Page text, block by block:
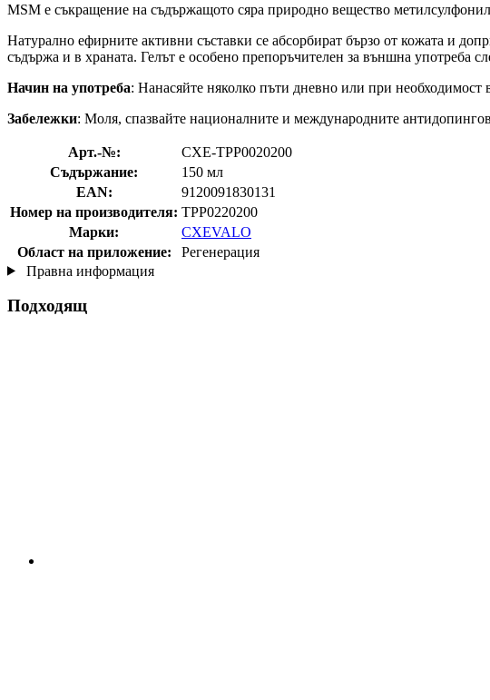
MSM е съкращение на съдържащото сяра природно вещество
Натурално ефирните активни съставки се абсорбират бързо от кожата и
съдържа и в храната. Гелът е особено препоръчителен за външна употреба
Начин на употреба: Нанасяйте няколко пъти дневно или при необходимост
Забележки: Моля, спазвайте националните и международните
Арт.-№:
CXE-TPP0020200
Съдържание:
150 мл
EAN:
9120091830131
Номер на производителя: TPP0220200
Марки:
CXEVALO
Област на приложение:
Регенерация
Правна информация
Подходящ